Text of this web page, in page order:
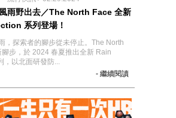
雨野出去／The North Face 全新
系列登場！
，探索者的腳步從未停止。The North
腳步，於 2024 春夏推出全新 Rain
，以北面研發防...
- 繼續閱讀